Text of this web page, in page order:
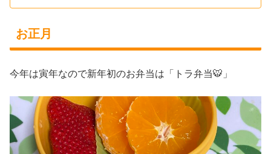
お正月
今年は寅年なので新年初のお弁当は「トラ弁当🐯」